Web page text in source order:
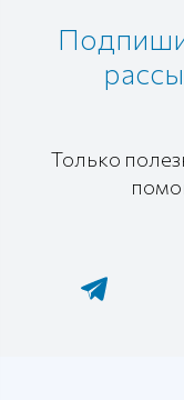
Только